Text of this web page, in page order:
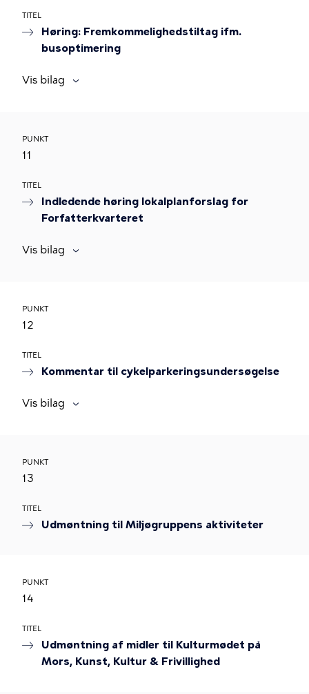
TITEL
Høring: Fremkommelighedstiltag ifm.
busoptimering
Vis bilag
PUNKT
11
TITEL
Indledende høring lokalplanforslag for
Forfatterkvarteret
Vis bilag
PUNKT
12
TITEL
Kommentar til cykelparkeringsundersøgelse
Vis bilag
PUNKT
13
TITEL
Udmøntning til Miljøgruppens aktiviteter
PUNKT
14
TITEL
Udmøntning af midler til Kulturmødet på
Mors, Kunst, Kultur & Frivillighed